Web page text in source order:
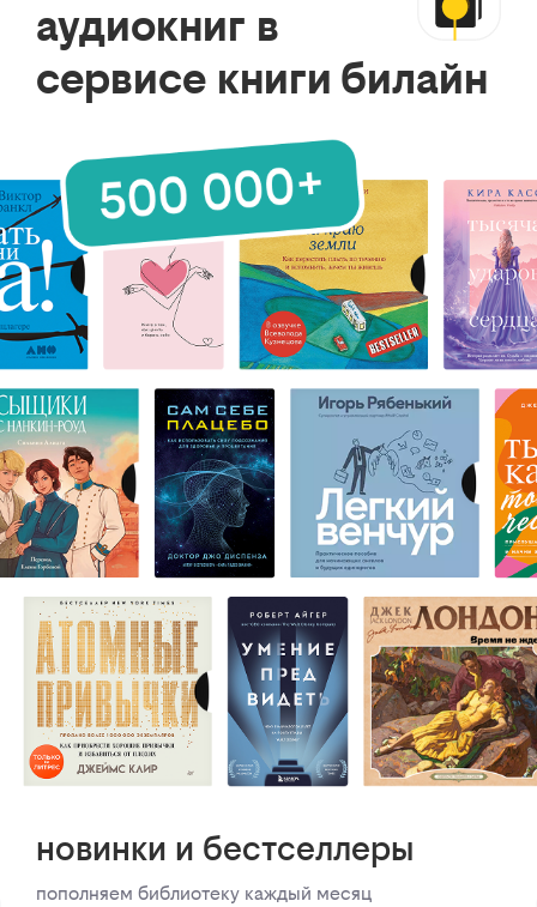
аудиокниг в
сервисе книги билайн
новинки и бестселлеры
пополняем библиотеку каждый месяц